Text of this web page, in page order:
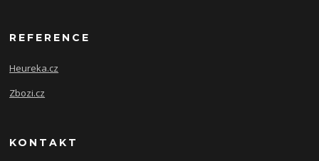
REFERENCE
Heureka.cz
Zbozi.cz
KONTAKT